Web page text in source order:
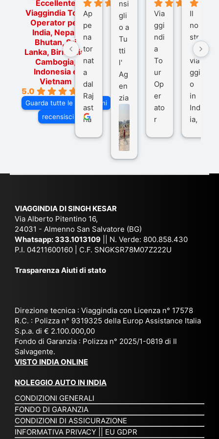
Eccellente
Viaggindia Tour
Operator per
India, Nepal,
Bhutan, Sri
Lanka, Birmania,
Cambogia,
Indonesia e
Vietnam
5.0
Guarda tutte le recensioni
recensisci su
Ap
pe
na
tor
nat
a
dal
Raj
ast
ha
e
e
co
n
via
o
niz
zat
o
su
su
ra
r
noi
tre
da
nsi
gli
o a
Tu
tti
l'
Ag
en
zia
Via
ggI
ndi
ag
en
zia
il
pr
rie
pe
rs
on
Via
ggi
ndi
a
To
ur
Op
er
ato
r
Ne
n,
Sri
ma
nia
è
rdi
na
rio
to
Il
no
str
o
via
ggi
o
in
Ind
ia,
Va
), è
sta
a
ch
e
po
VIAGGINDIA DI SINGH KESAR
Via Alberto Pitentino 16,
24031 - Almenno San Salvatore (BG)
Whatsapp: 333.1013109 || N. Verde: 800.858.430
P.I. 04211600160 | C.F. SNGKSR78M07Z222U
Trasparenza Aiuti di stato
Direzione tecnica : Viaggindia con Licenza n° 17578
R.C. : Polizza n° 9319325 della Europ Assistance Italia
S.p.a. di € 2.100.000,00
Fondo di Garanzia : Polizza n° 2025/1-0819 di Il
Salvagente.
VISTO INDIA ONLINE
NOLEGGIO AUTO IN INDIA
CONDIZIONI GENERALI
FONDO DI GARANZIA
CONDIZIONI DI ASSICURAZIONE
INFORMATIVA PRIVACY
EU GDPR